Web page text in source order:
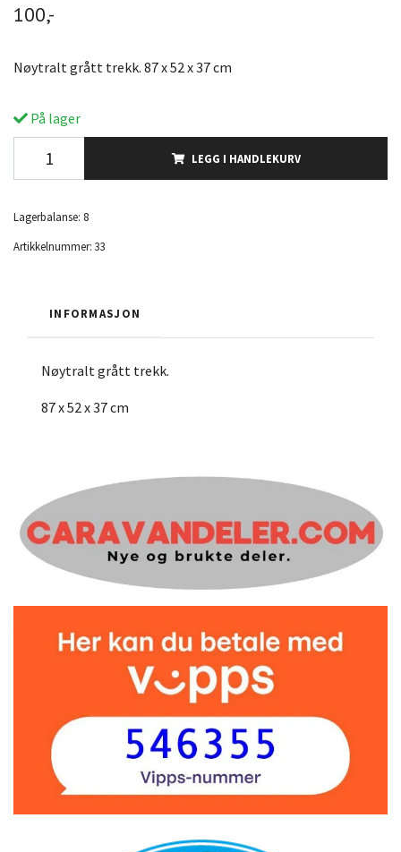
100,-
Nøytralt grått trekk. 87 x 52 x 37 cm
På lager
LEGG I HANDLEKURV
Lagerbalanse: 8
Artikkelnummer: 33
INFORMASJON
Nøytralt grått trekk.
87 x 52 x 37 cm